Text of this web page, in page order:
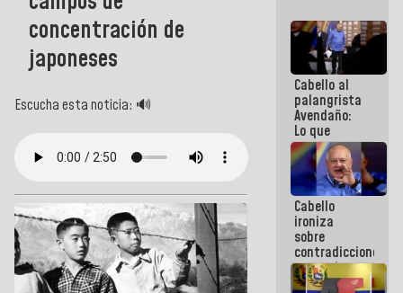
concentración de
japoneses
Escucha esta noticia: 🔊
Cabello al
palangrista
Avendaño:
Lo que
vayas a
escribir
hazlo hoy
por que no
sabemos si
la semana
que viene
hay
programa
Cabello
ironiza
sobre
contradicciones
y mentiras
de María